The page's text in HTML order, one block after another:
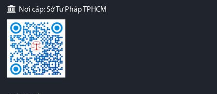
Nơi cấp: Sở Tư Pháp TPHCM